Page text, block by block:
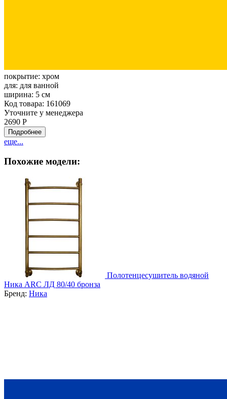
покрытие: хром
для: для ванной
ширина: 5 см
Код товара: 161069
Уточните у менеджера
2690 Р
Подробнее
еще...
Похожие модели:
Полотенцесушитель водяной
Ника ARC ЛД 80/40 бронза
Бренд: Ника